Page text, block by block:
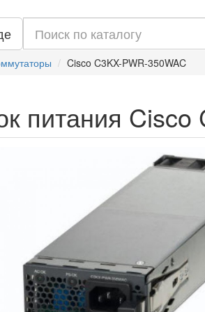
Cisco C3KX-PWR-350WAC
питания Cisco